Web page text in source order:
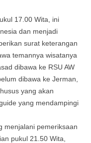
17.00 Wita, ini
dan menjadi
surat keterangan
temannya wisatanya
dibawa ke RSU AW
dibawa ke Jerman,
yang akan
yang mendampingi
menjalani pemeriksaan
pukul 21.50 Wita,